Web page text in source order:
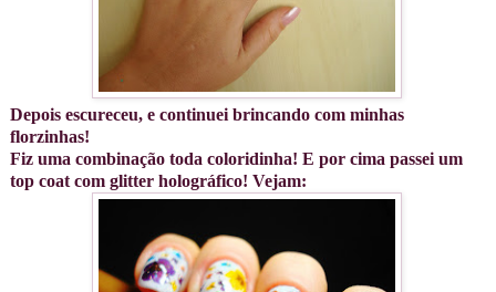
Depois escureceu, e continuei brincando com minhas
florzinhas!
Fiz uma combinação toda coloridinha! E por cima passei um
top coat com glitter holográfico! Vejam: